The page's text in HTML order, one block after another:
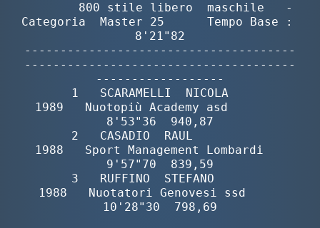
        800 stile libero  maschile   -
Categoria  Master 25      Tempo Base :
8'21"82
--------------------------------------
--------------------------------------
------------------
       1   SCARAMELLI  NICOLA
1989   Nuotopiù Academy asd
8'53"36  940,87
       2   CASADIO  RAUL
1988   Sport Management Lombardi
9'57"70  839,59
       3   RUFFINO  STEFANO
1988   Nuotatori Genovesi ssd
10'28"30  798,69